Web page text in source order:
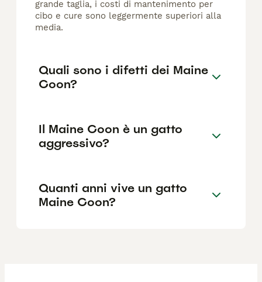
grande taglia, i costi di mantenimento per
cibo e cure sono leggermente superiori alla
media.
Quali sono i difetti dei Maine
Coon?
Il Maine Coon è un gatto
aggressivo?
Quanti anni vive un gatto
Maine Coon?